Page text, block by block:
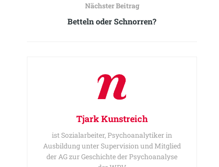
Nächster Beitrag
Betteln oder Schnorren?
Tjark Kunstreich
ist Sozialarbeiter, Psychoanalytiker in
Ausbildung unter Supervision und Mitglied
der AG zur Geschichte der Psychoanalyse